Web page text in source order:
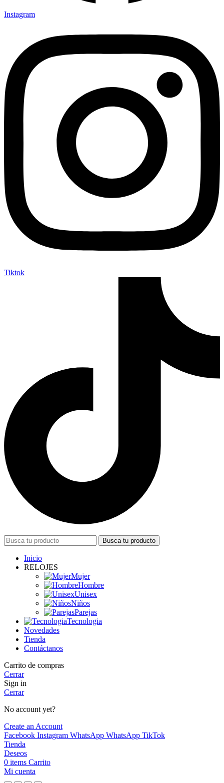
Instagram
Tiktok
Busca tu producto
Inicio
RELOJES
Mujer
Hombre
Unisex
Niños
Parejas
Tecnologia
Novedades
Tienda
Contáctanos
Carrito de compras
Cerrar
Sign in
Cerrar
No account yet?
Create an Account
Facebook Instagram WhatsApp WhatsApp TikTok
Tienda
Deseos
0 items Carrito
Mi cuenta